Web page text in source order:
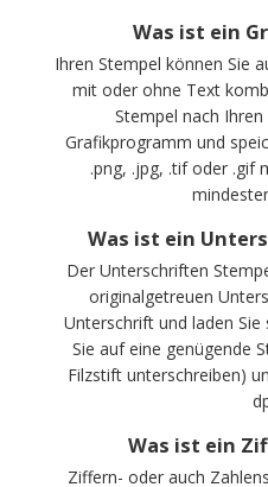
Was ist ein
Ihren Stempel können Sie
mit oder ohne Text
Stempel nach
Grafikprogramm und
.png, .jpg, .tif oder .gif
Was ist ein
Der Unterschriften
originalgetreuen
Unterschrift und laden Sie
Sie auf eine genügende
Filzstift unterschreiben)
Was ist ein
Ziffern- oder auch